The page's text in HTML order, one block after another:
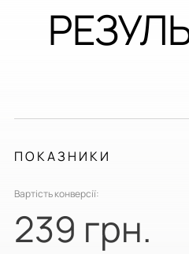
ПОКАЗНИКИ
Вартість конверсії:
239 грн.